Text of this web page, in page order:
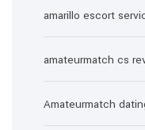
amarillo escort
amateurmatch cs
Amateurmatch